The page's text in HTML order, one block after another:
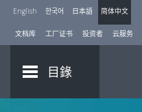
English 한국어 日本語 简体中文
文档库 工厂证书 投资者 云服务
目錄